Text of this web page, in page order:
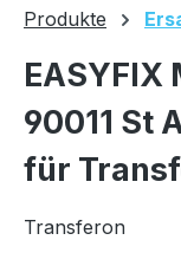
Produkte
EASYFIX
90011 St
für
Transferon